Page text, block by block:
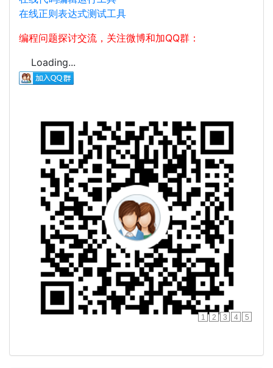
在线正则表达式测试工具
编程问题探讨交流，关注微博和加QQ群：
Loading...
1 2 3 4 5